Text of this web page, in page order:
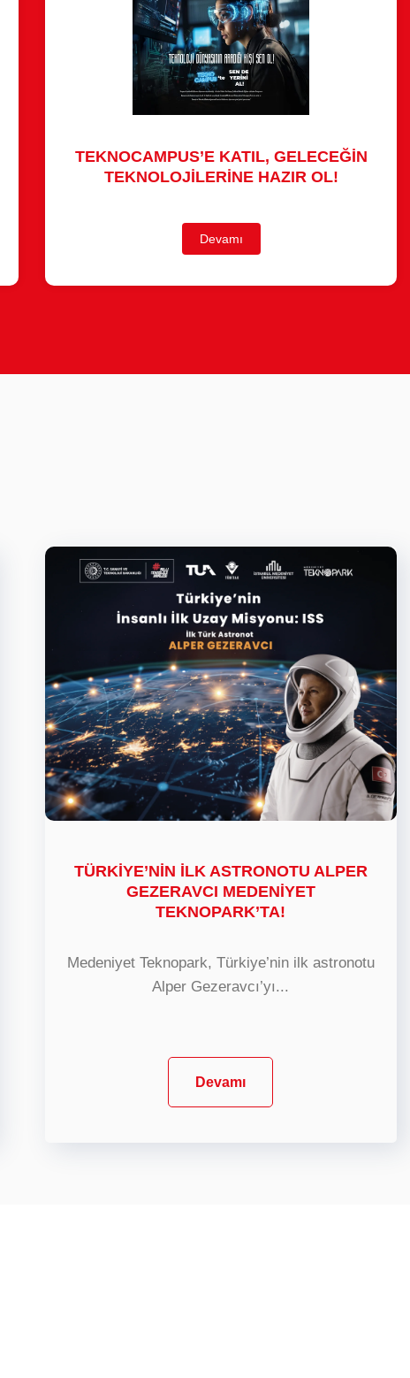
TEKNOCAMPUS’E KATIL, GELECEĞİN
TEKNOLOJİLERİNE HAZIR OL!
Devamı
TÜRKİYE’NİN İLK ASTRONOTU ALPER
GEZERAVCI MEDENİYET
TEKNOPARK’TA!
Medeniyet Teknopark, Türkiye’nin ilk astronotu
Alper Gezeravcı’yı...
Devamı